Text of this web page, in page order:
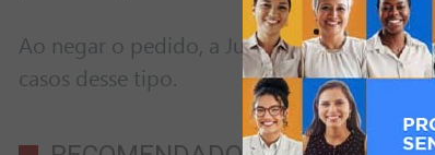
Ao negar o pedido, a Justiça considerou
casos desse tipo.